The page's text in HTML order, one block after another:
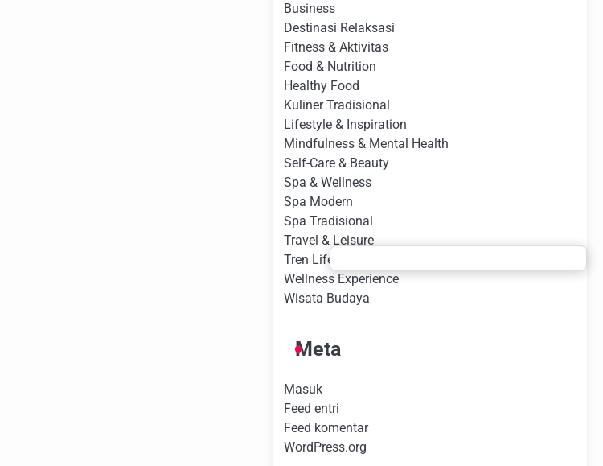
Business
Destinasi Relaksasi
Fitness & Aktivitas
Food & Nutrition
Healthy Food
Kuliner Tradisional
Lifestyle & Inspiration
Mindfulness & Mental Health
Self-Care & Beauty
Spa & Wellness
Spa Modern
Spa Tradisional
Travel & Leisure
Tren Lifestyle
Wellness Experience
Wisata Budaya
Meta
Masuk
Feed entri
Feed komentar
WordPress.org